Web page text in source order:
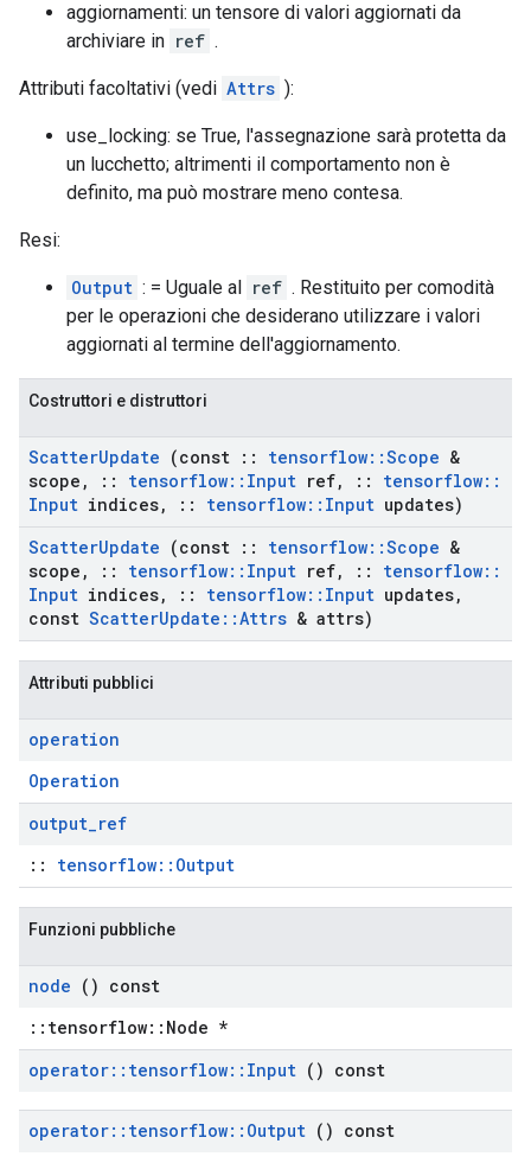
aggiornamenti: un tensore di valori aggiornati da
archiviare in ref .
Attributi facoltativi (vedi Attrs ):
use_locking: se True, l'assegnazione sarà protetta da
un lucchetto; altrimenti il ​​comportamento non è
definito, ma può mostrare meno contesa.
Resi:
Output : = Uguale al ref . Restituito per comodità
per le operazioni che desiderano utilizzare i valori
aggiornati al termine dell'aggiornamento.
Costruttori e distruttori
ScatterUpdate (const :: tensorflow::Scope &
scope , :: tensorflow:: Input ref, :: tensorflow::
Input indices, :: tensorflow:: Input updates)
ScatterUpdate (const :: tensorflow::Scope &
scope , :: tensorflow:: Input ref, :: tensorflow::
Input indices, :: tensorflow:: Input updates,
const ScatterUpdate ::Attrs & attrs)
Attributi pubblici
operation
Operation
output_ref
:: tensorflow::Output
Funzioni pubbliche
node () const
::tensorflow::Node *
operator:: tensorflow:: Input () const
operator:: tensorflow:: Output () const